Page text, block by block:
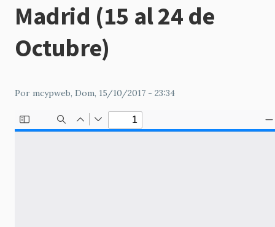
Madrid (15 al 24 de
Octubre)
Por mcypweb, Dom, 15/10/2017 - 23:34